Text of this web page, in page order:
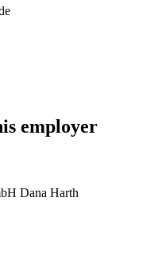
employer
Dana Harth